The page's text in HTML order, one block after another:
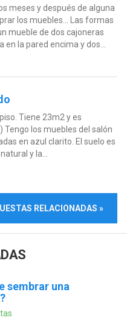
meses y después de alguna
los muebles... Las formas
mueble de dos cajoneras
la pared encima y dos...
Tiene 23m2 y es
Tengo los muebles del salón
en azul clarito. El suelo es
y la...
RELACIONADAS »
sembrar una